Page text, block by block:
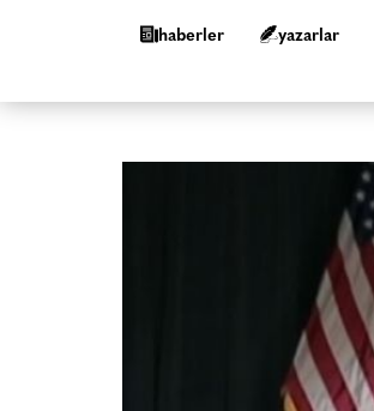
haberler yazarlar